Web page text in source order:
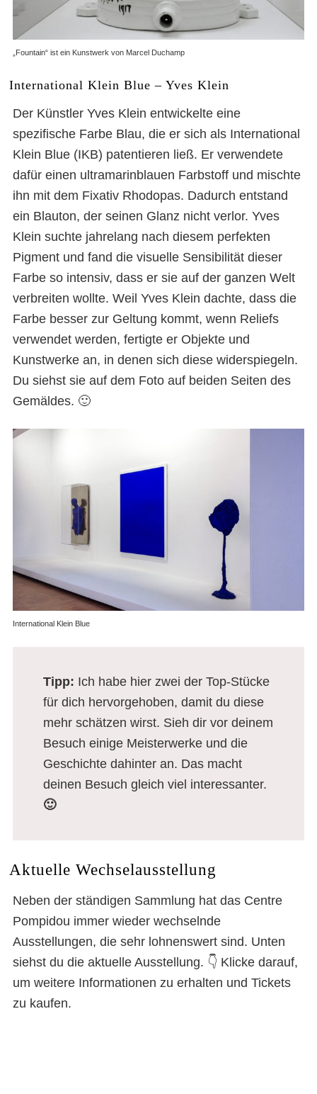
„Fountain“ ist ein Kunstwerk von Marcel Duchamp
International Klein Blue – Yves Klein
Der Künstler Yves Klein entwickelte eine
spezifische Farbe Blau, die er sich als International
Klein Blue (IKB) patentieren ließ. Er verwendete
dafür einen ultramarinblauen Farbstoff und mischte
ihn mit dem Fixativ Rhodopas. Dadurch entstand
ein Blauton, der seinen Glanz nicht verlor. Yves
Klein suchte jahrelang nach diesem perfekten
Pigment und fand die visuelle Sensibilität dieser
Farbe so intensiv, dass er sie auf der ganzen Welt
verbreiten wollte. Weil Yves Klein dachte, dass die
Farbe besser zur Geltung kommt, wenn Reliefs
verwendet werden, fertigte er Objekte und
Kunstwerke an, in denen sich diese widerspiegeln.
Du siehst sie auf dem Foto auf beiden Seiten des
Gemäldes. 🙂
International Klein Blue
Tipp: Ich habe hier zwei der Top-Stücke
für dich hervorgehoben, damit du diese
mehr schätzen wirst. Sieh dir vor deinem
Besuch einige Meisterwerke und die
Geschichte dahinter an. Das macht
deinen Besuch gleich viel interessanter.
🙂
Aktuelle Wechselausstellung
Neben der ständigen Sammlung hat das Centre
Pompidou immer wieder wechselnde
Ausstellungen, die sehr lohnenswert sind. Unten
siehst du die aktuelle Ausstellung. 👇 Klicke darauf,
um weitere Informationen zu erhalten und Tickets
zu kaufen.